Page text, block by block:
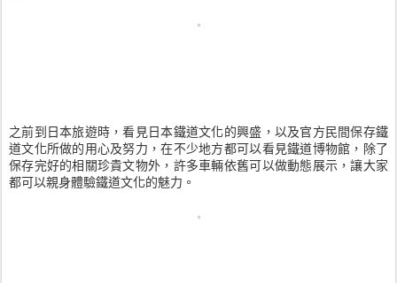
之前到日本旅遊時，看見日本鐵道文化的興盛，以及官方民間保存鐵
道文化所做的用心及努力，在不少地方都可以看見鐵道博物館，除了
保存完好的相關珍貴文物外，許多車輛依舊可以做動態展示，讓大家
都可以親身體驗鐵道文化的魅力。